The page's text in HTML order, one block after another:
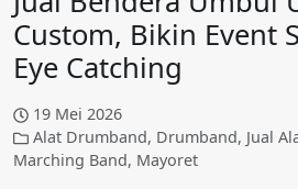
Custom, Bikin Event
Eye Catching
19 Mei 2026
Alat Drumband, Drumband, Jual
Marching Band, Mayoret